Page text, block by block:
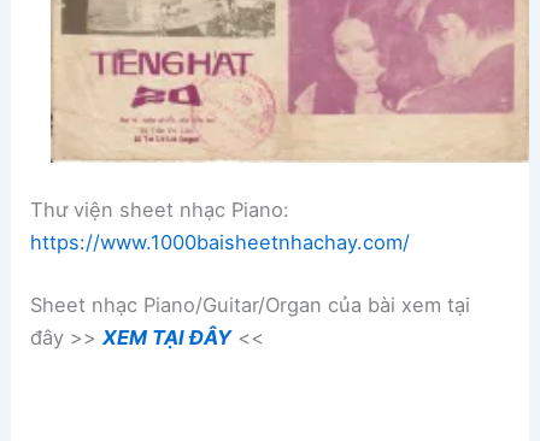
Thư viện sheet nhạc Piano:
https://www.1000baisheetnhachay.com/
Sheet nhạc Piano/Guitar/Organ của bài xem tại
đây >>XEM TẠI ĐÂY<<